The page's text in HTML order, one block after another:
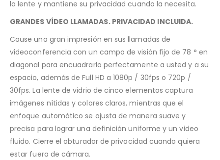
la lente y mantiene su privacidad cuando la necesita.
GRANDES VÍDEO LLAMADAS. PRIVACIDAD INCLUIDA.
Cause una gran impresión en sus llamadas de
videoconferencia con un campo de visión fijo de 78 ° en
diagonal para encuadrarlo perfectamente a usted y a su
espacio, además de Full HD a 1080p / 30fps o 720p /
30fps. La lente de vidrio de cinco elementos captura
imágenes nítidas y colores claros, mientras que el
enfoque automático se ajusta de manera suave y
precisa para lograr una definición uniforme y un video
fluido. Cierre el obturador de privacidad cuando quiera
estar fuera de cámara.